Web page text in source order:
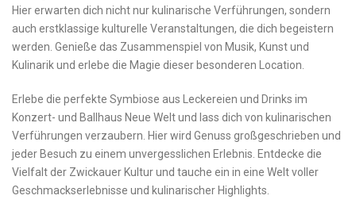
Hier erwarten dich nicht nur‍ kulinarische Verführungen, ⁣sondern
auch erstklassige kulturelle Veranstaltungen, die​ dich begeistern
werden. Genieße das Zusammenspiel⁢ von Musik, Kunst und
Kulinarik und⁣ erlebe die Magie dieser besonderen Location.
Erlebe die perfekte Symbiose aus Leckereien und Drinks im
Konzert- und Ballhaus Neue ‌Welt und lass dich von kulinarischen
Verführungen verzaubern. Hier wird Genuss ⁢großgeschrieben und
jeder Besuch ​zu ⁣einem ⁢unvergesslichen ‌Erlebnis.⁣ Entdecke die​
Vielfalt der ​Zwickauer Kultur und tauche ​ein in eine Welt voller
‍Geschmackserlebnisse und kulinarischer Highlights.